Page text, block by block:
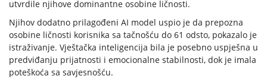
utvrdile njihove dominantne osobine ličnosti.
Njihov dodatno prilagođeni AI model uspio je da prepozna
osobine ličnosti korisnika sa tačnošću do 61 odsto, pokazalo je
istraživanje. Vještačka inteligencija bila je posebno uspješna u
predviđanju prijatnosti i emocionalne stabilnosti, dok je imala
poteškoća sa savjesnošću.